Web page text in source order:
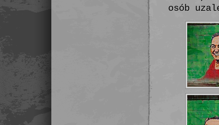
osób